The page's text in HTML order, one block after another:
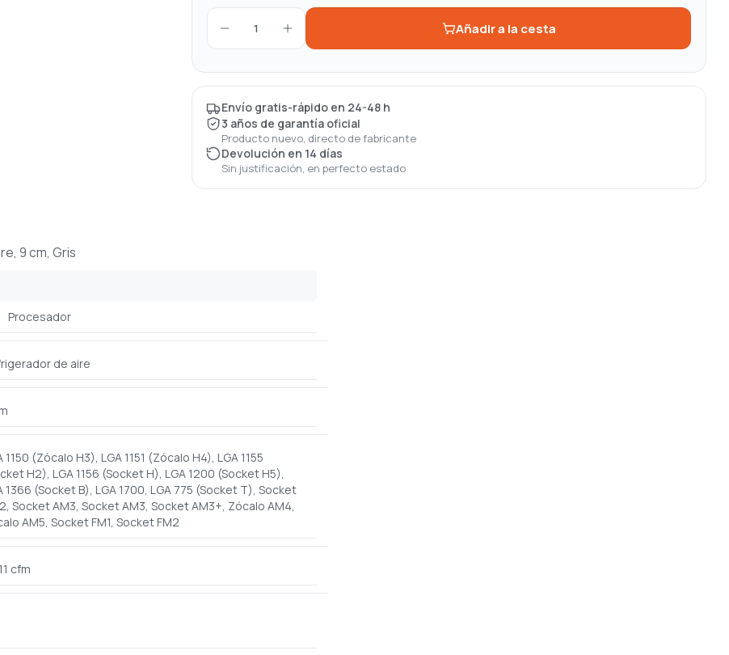
1 Añadir a la cesta
Envío gratis-rápido en 24-48 h
3 años de garantía oficial
Producto nuevo, directo de fabricante
Devolución en 14 días
Sin justificación, en perfecto estado
9 cm, Gris
Procesador
de aire
1150 (Zócalo H3), LGA 1151 (Zócalo H4), LGA 1155
H2), LGA 1156 (Socket H), LGA 1200 (Socket H5),
1366 (Socket B), LGA 1700, LGA 775 (Socket T), Socket
Socket AM3, Socket AM3, Socket AM3+, Zócalo AM4,
AM5, Socket FM1, Socket FM2
cfm